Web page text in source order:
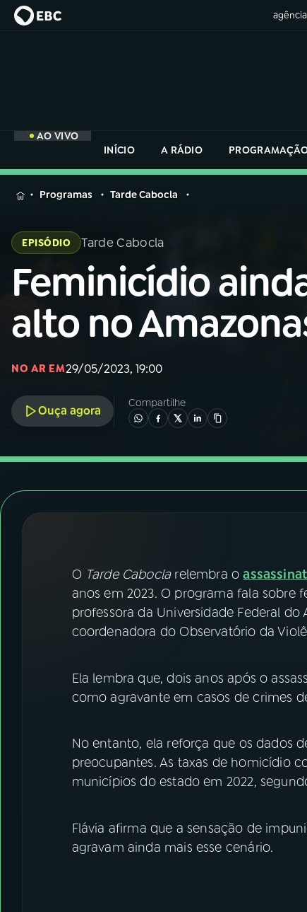
agência
AO VIVO
INÍCIO
A RÁDIO
MENU
Buscar
na
Rádio
Nacional
AO VIVO
VIDEOCASTS
ÚLTIMAS
FESTIVAL DE MÚSICA
YouTube Facebook
na
Rádio
Programas Tarde Cabocla
EPISÓDIO Tarde Cabocla
Feminicídio
alto no
NO AR EM29/05/2023, 19:00
Ouça agora
Compartilhe
O Tarde Cabocla relembra o
anos em 2023. O programa fala sobre
professora da Universidade Federal do
coordenadora do Observatório da
Ela lembra que, dois anos após o
como agravante em casos de crimes
No entanto, ela reforça que os dados
preocupantes. As taxas de homicídio
municípios do estado em 2022,
Flávia afirma que a sensação de
agravam ainda mais esse cenário.